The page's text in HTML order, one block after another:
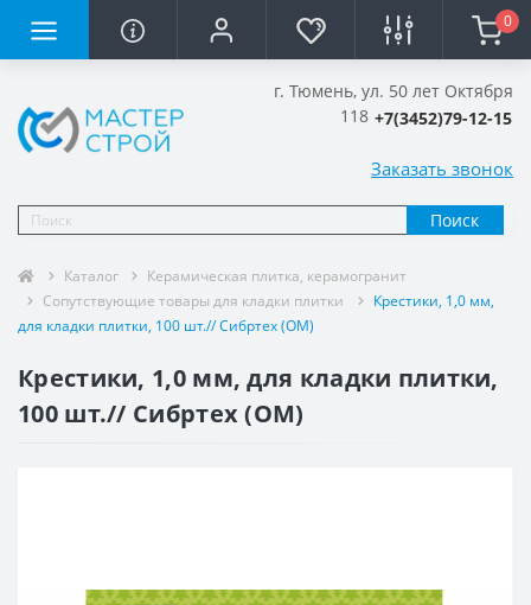
0
Поиск
г. Тюмень, ул. 50 лет Октября
118 +7(3452)79-12-15
Заказать звонок
Каталог
Керамическая плитка, керамогранит
Сопутствующие товары для кладки плитки
Крестики, 1,0 мм,
для кладки плитки, 100 шт.// Сибртех (ОМ)
Крестики, 1,0 мм, для кладки плитки,
100 шт.// Сибртех (ОМ)